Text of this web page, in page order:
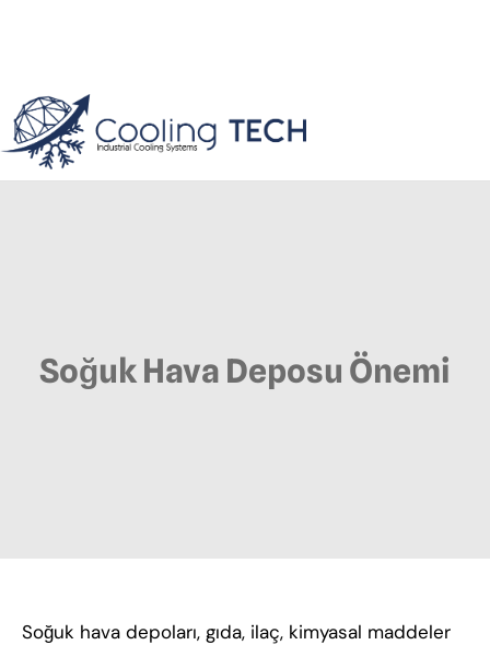
Soğuk Hava Deposu Önemi
Soğuk hava depoları, gıda, ilaç, kimyasal maddeler